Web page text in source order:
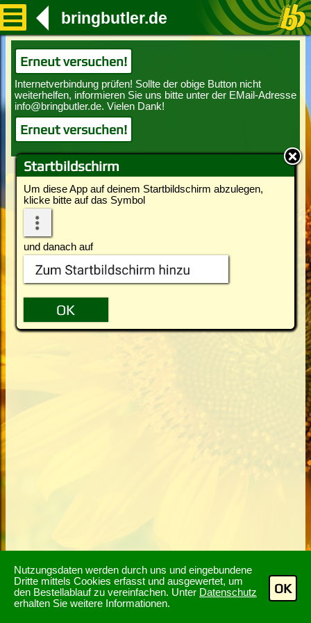
Nutzungsdaten werden durch uns und eingebundene
Dritte mittels Cookies erfasst und ausgewertet, um
den Bestellablauf zu vereinfachen. Unter Datenschutz
erhalten Sie weitere Informationen.
OK
Startbildschirm
Um diese App auf deinem Startbildschirm abzulegen,
klicke bitte auf das Symbol
und danach auf
bringbutler.de
Erneut versuchen!
Erneut versuchen!